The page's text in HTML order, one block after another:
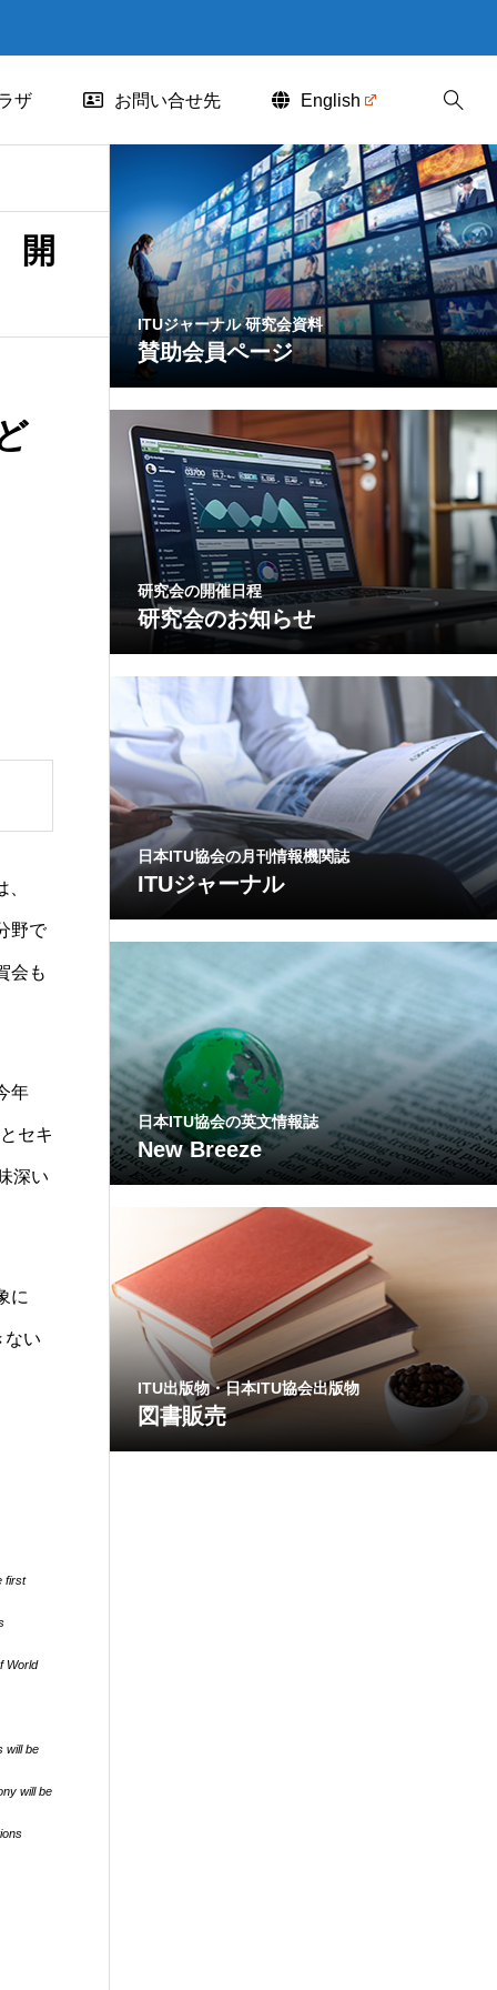
ザ お問い合せ先 English
ITUジャーナル 研究会資料
賛助会員ページ
研究会の開催日程
研究会のお知らせ
日本ITU協会の月刊情報機関誌
ITUジャーナル
日本ITU協会の英文情報誌
New Breeze
ITU出版物・日本ITU協会出版物
図書販売
開
野で
会も
年
セキ
深い
に
ない
first
World
will be
will be